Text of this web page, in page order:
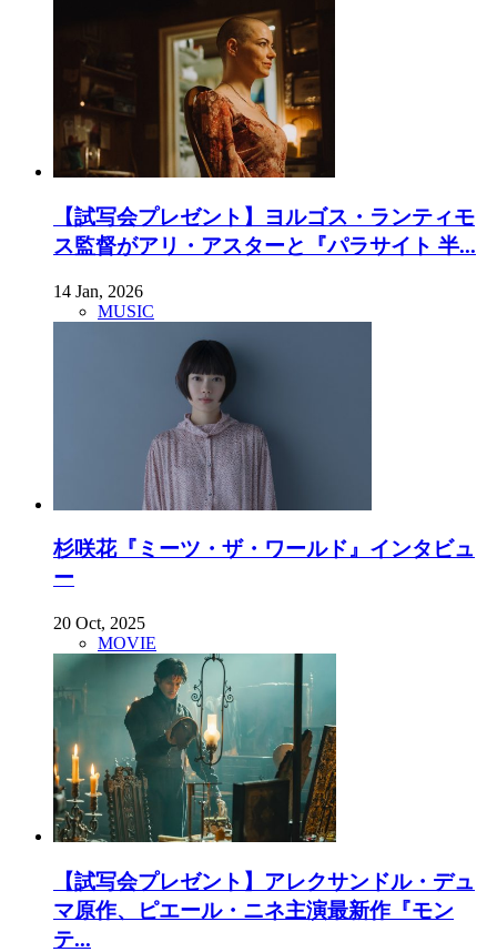
【試写会プレゼント】ヨルゴス・ランティモ
ス監督がアリ・アスターと『パラサイト 半...
14 Jan, 2026
MUSIC
杉咲花『ミーツ・ザ・ワールド』インタビュ
ー
20 Oct, 2025
MOVIE
【試写会プレゼント】アレクサンドル・デュ
マ原作、ピエール・ニネ主演最新作『モン
テ...